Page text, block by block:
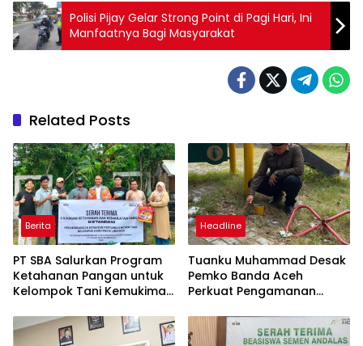
Polisi Pijay Gelar Strong Point di Pagi Hari, Ini
Manfaatnya Bagi Masyarakat
Related Posts
Berita
PT SBA Salurkan Program
Ketahanan Pangan untuk
Kelompok Tani Kemukiman
Headline
Tuanku Muhammad Desak
Pemko Banda Aceh
Perkuat Pengamanan